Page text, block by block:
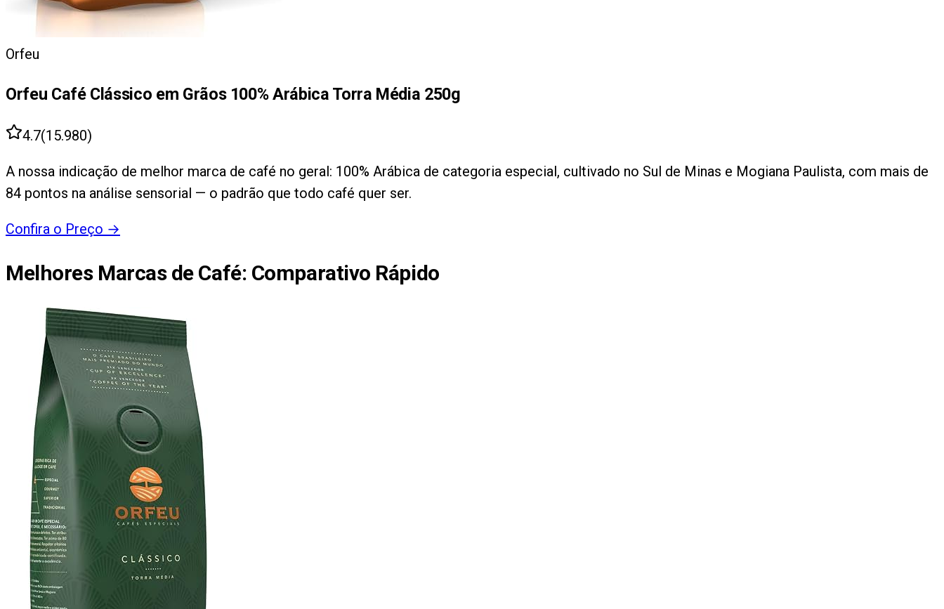
Orfeu
Orfeu Café Clássico em Grãos 100% Arábica Torra Média 250g
4.7(15.980)
A nossa indicação de melhor marca de café no geral: 100% Arábica de categoria especial, cultivado no Sul de Minas e Mogiana Paulista, com mais de
84 pontos na análise sensorial — o padrão que todo café quer ser.
Confira o Preço →
Melhores Marcas de Café: Comparativo Rápido